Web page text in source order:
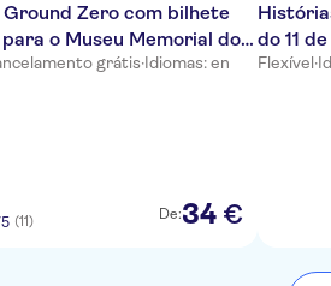
Zero com bilhete
o Museu Memorial do
grátis·Idiomas: en
(11) De:34 €
do 11
áudio
Flexível·